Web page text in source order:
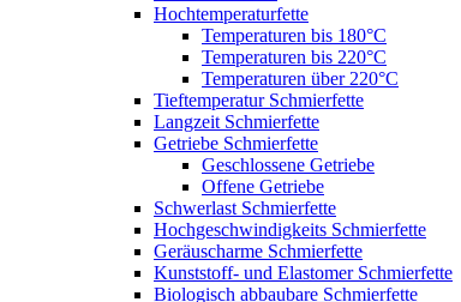
Hochtemperaturfette
Temperaturen bis 180°C
Temperaturen bis 220°C
Temperaturen über 220°C
Tieftemperatur Schmierfette
Langzeit Schmierfette
Getriebe Schmierfette
Geschlossene Getriebe
Offene Getriebe
Schwerlast Schmierfette
Hochgeschwindigkeits Schmierfette
Geräuscharme Schmierfette
Kunststoff- und Elastomer Schmierfette
Biologisch abbaubare Schmierfette